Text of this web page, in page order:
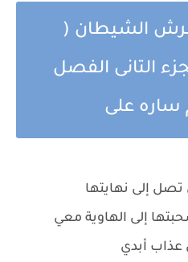
عرش الشيطان (
التانى الفصل
ساره على
تصل إلى نهايتها
إلى الهاوية معي
أبدي